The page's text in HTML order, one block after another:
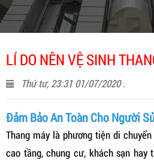
LÍ DO NÊN VỆ SINH
Thứ tư, 23:31 01/07/2020 .
Đảm Bảo An Toàn Cho Người
Thang máy là phương tiện di
cao tầng, chung cư, khách sạn hay